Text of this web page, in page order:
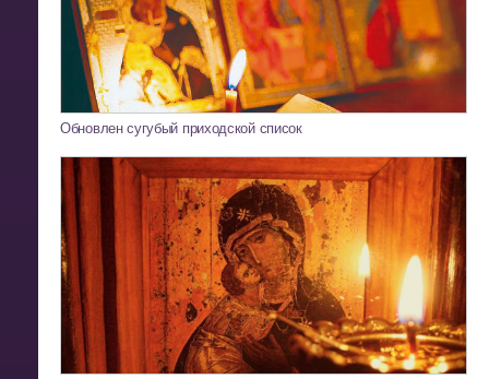
Обновлен сугубый приходской список